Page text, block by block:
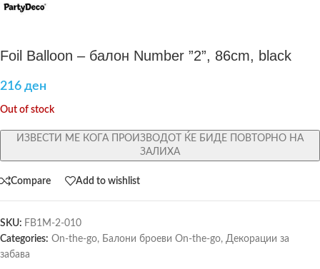
Foil Balloon – балон Number ”2”, 86cm, black
216 ден
Out of stock
ИЗВЕСТИ МЕ КОГА ПРОИЗВОДОТ ЌЕ БИДЕ ПОВТОРНО НА
ЗАЛИХА
Compare Add to wishlist
SKU: FB1M-2-010
Categories: On-the-go, Балони броеви On-the-go, Декорации за
забава